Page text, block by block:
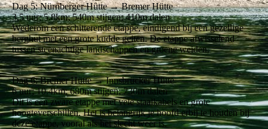
Dag 5: Nürnberger Hütte → Bremer Hütte
3,5 uur; 5.8km; 540m stijgen; 410m dalen
Wederom een schitterende etappe, eindigend bij een gezellige
berghut met een grote kudde geiten. De etappe afwisselend
tussen steenachtige landschappen en groene weiden.
Dag 6: Bremer Hütte → Innsbrücker Hütte
6 uur; 10.4km; 680m stijgen; 730m dalen
Dit is een zware etappe met vele staalkabels en grote
hoogteverschillen. Het is belangrijk je hoofd erbij te houden bij
deze etappe, vooral als het slecht weer is.